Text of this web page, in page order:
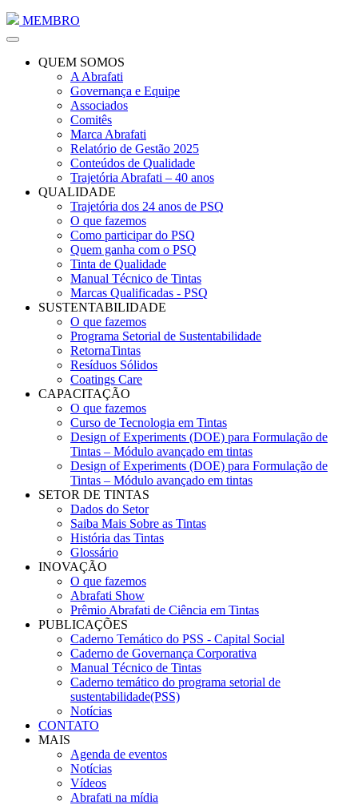
MEMBRO
QUEM SOMOS
A Abrafati
Governança e Equipe
Associados
Comitês
Marca Abrafati
Relatório de Gestão 2025
Conteúdos de Qualidade
Trajetória Abrafati – 40 anos
QUALIDADE
Trajetória dos 24 anos de PSQ
O que fazemos
Como participar do PSQ
Quem ganha com o PSQ
Tinta de Qualidade
Manual Técnico de Tintas
Marcas Qualificadas - PSQ
SUSTENTABILIDADE
O que fazemos
Programa Setorial de Sustentabilidade
RetornaTintas
Resíduos Sólidos
Coatings Care
CAPACITAÇÃO
O que fazemos
Curso de Tecnologia em Tintas
Design of Experiments (DOE) para Formulação de
Tintas – Módulo avançado em tintas
Design of Experiments (DOE) para Formulação de
Tintas – Módulo avançado em tintas
SETOR DE TINTAS
Dados do Setor
Saiba Mais Sobre as Tintas
História das Tintas
Glossário
INOVAÇÃO
O que fazemos
Abrafati Show
Prêmio Abrafati de Ciência em Tintas
PUBLICAÇÕES
Caderno Temático do PSS - Capital Social
Caderno de Governança Corporativa
Manual Técnico de Tintas
Caderno temático do programa setorial de
sustentabilidade(PSS)
Notícias
CONTATO
MAIS
Agenda de eventos
Notícias
Vídeos
Abrafati na mídia